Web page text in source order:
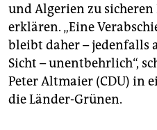
genossenschaft
epaper login
und Algerien zu
erklären. „Eine
bleibt daher – jedenfalls
Sicht – unentbehrlich“,
Peter Altmaier (CDU) in
die Länder-Grünen.